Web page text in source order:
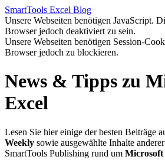
SmartTools Excel Blog
Unsere Webseiten benötigen JavaScript.
Browser jedoch deaktiviert zu sein.
Unsere Webseiten benötigen Session-
Browser jedoch zu blockieren.
News & Tipps zu
Excel
Lesen Sie hier einige der besten Beiträge
Weekly sowie ausgewählte Inhalte
SmartTools Publishing rund um Microsoft